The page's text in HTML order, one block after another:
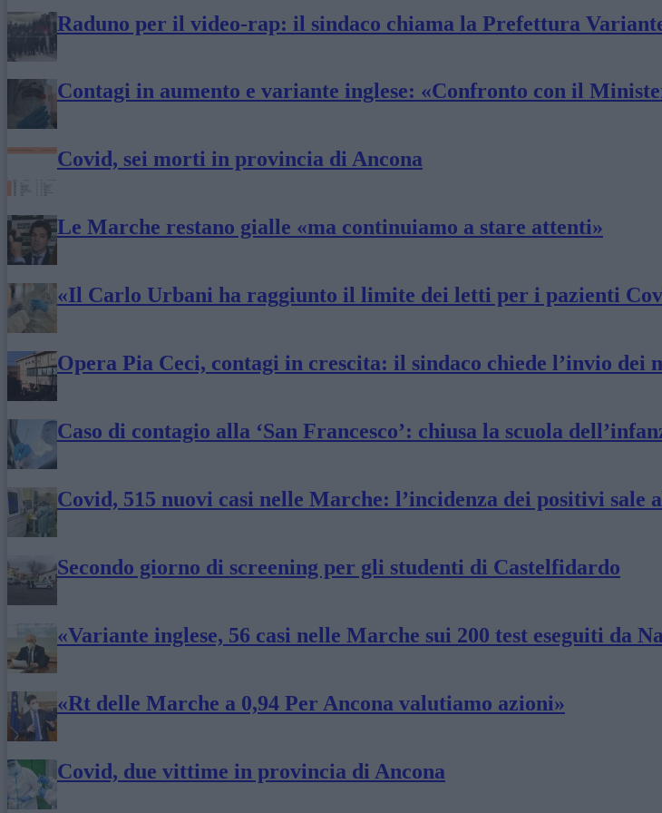
Raduno per il video-rap: il sindaco chiama la Prefettura
Contagi in aumento e variante inglese: «Confronto con il
Covid, sei morti in provincia di Ancona
Le Marche restano gialle «ma continuiamo a stare attenti»
«Il Carlo Urbani ha raggiunto il limite dei letti per i pazienti
Opera Pia Ceci, contagi in crescita: il sindaco chiede l’invio dei
Caso di contagio alla ‘San Francesco’: chiusa la scuola
Covid, 515 nuovi casi nelle Marche: l’incidenza dei positivi sale
Secondo giorno di screening per gli studenti di Castelfidardo
«Variante inglese, 56 casi nelle Marche sui 200 test eseguiti da
«Rt delle Marche a 0,94 Per Ancona valutiamo azioni»
Covid, due vittime in provincia di Ancona